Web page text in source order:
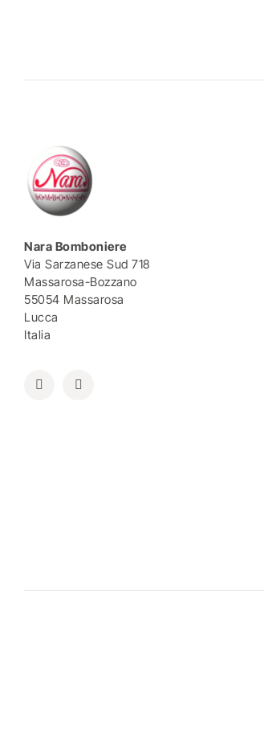
Nara Bomboniere
Via Sarzanese Sud 718
Massarosa-Bozzano
55054 Massarosa
Lucca
Italia